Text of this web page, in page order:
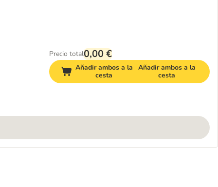
Precio total0,00 €
Añadir ambos a la
cesta
Añadir ambos a la
cesta